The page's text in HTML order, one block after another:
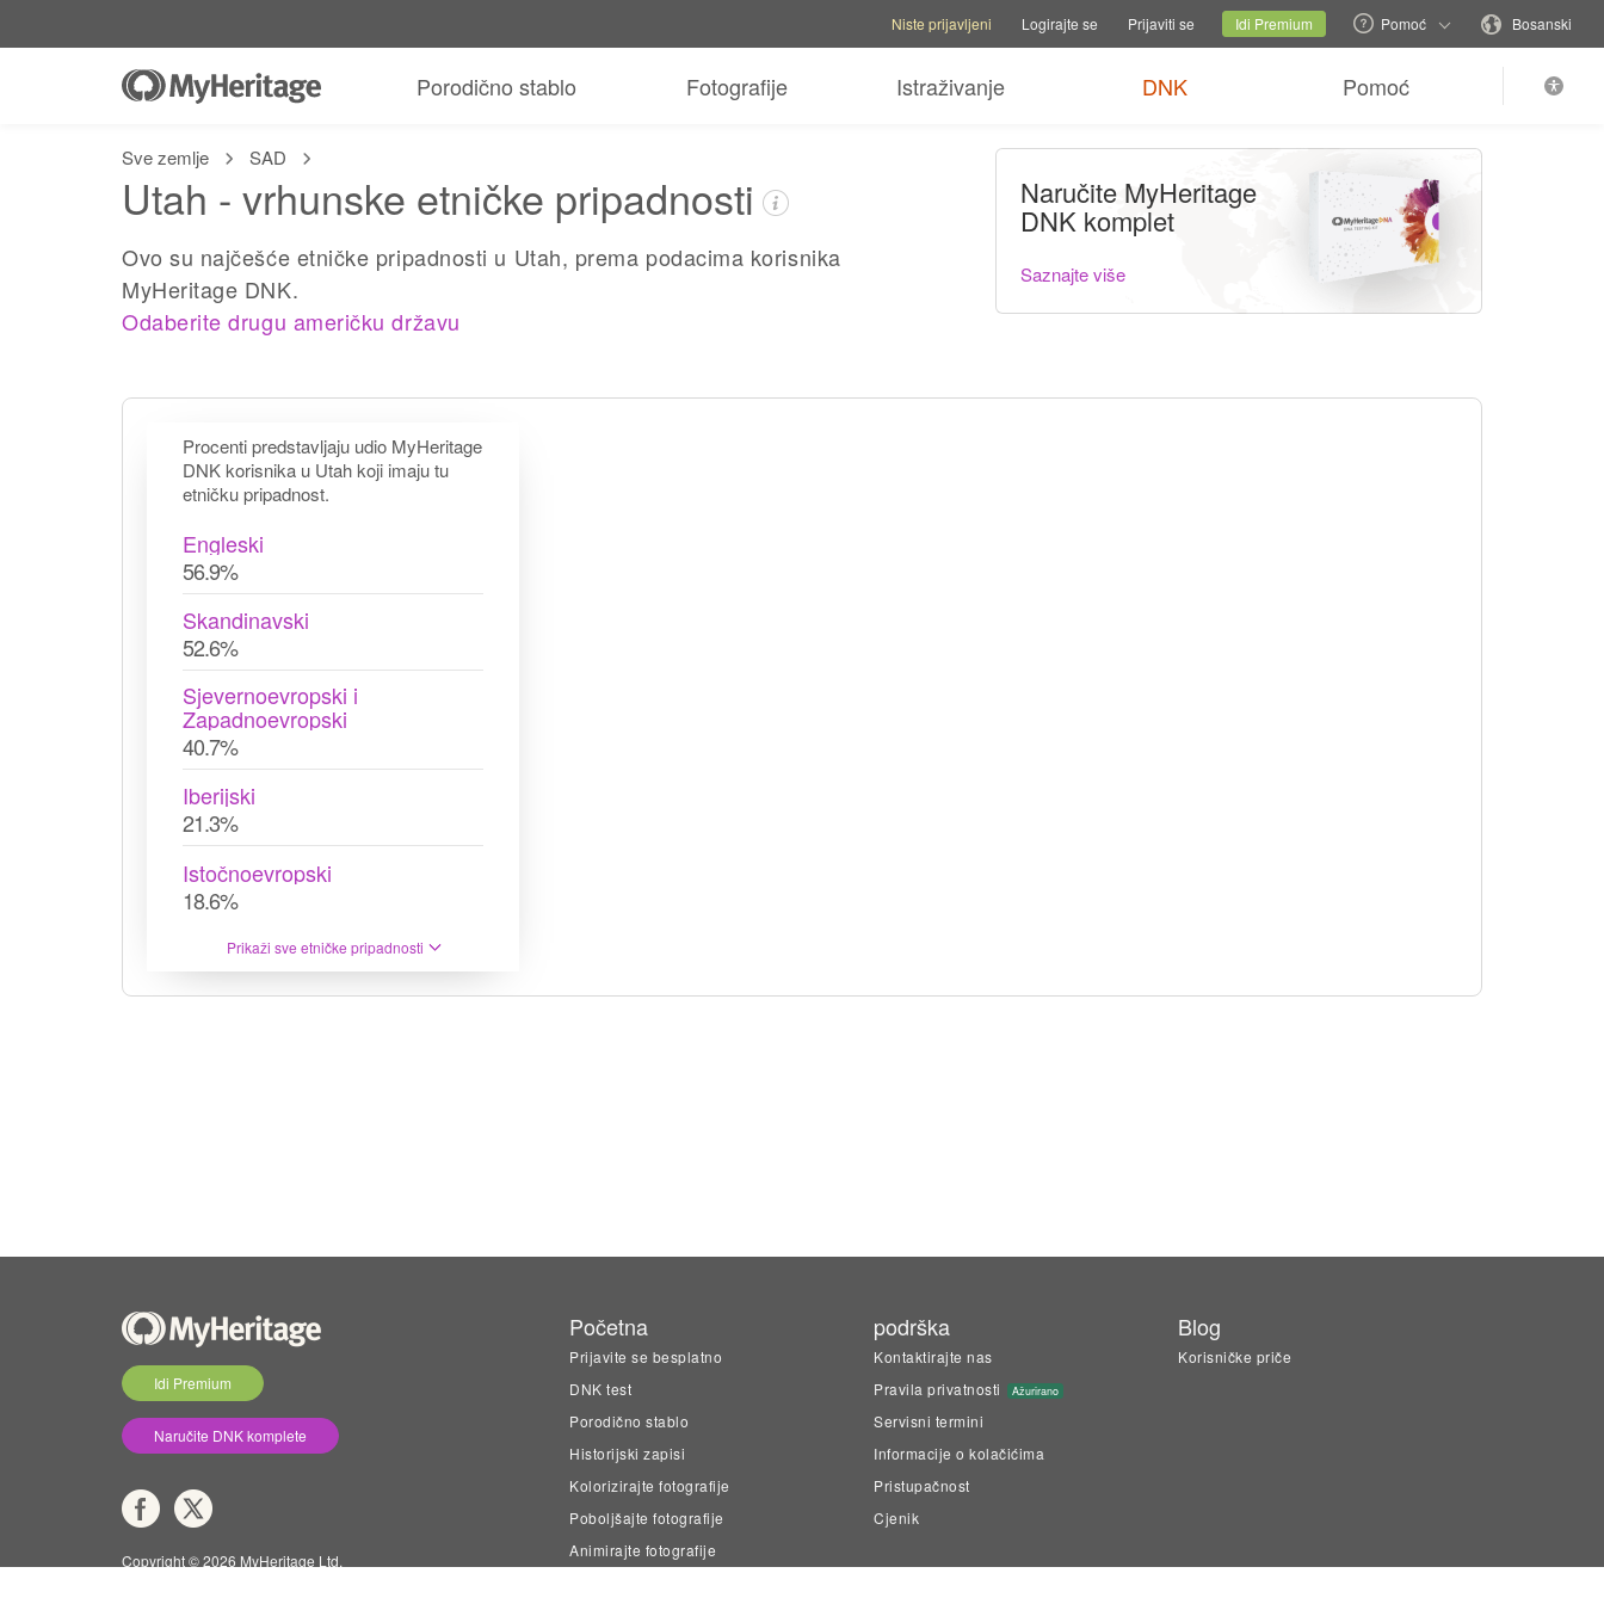
Promijeni porodičnu stranicuTrenutni sajtPromijeni jezik
Niste prijavljeni Logirajte se Prijaviti se Idi Premium Pomoć Bosanski
Porodično stablo Fotografije Istraživanje DNK Pomoć
Sve zemlje SAD
Utah - vrhunske etničke pripadnosti
Ovo su najčešće etničke pripadnosti u Utah, prema podacima korisnika
MyHeritage DNK.
Odaberite drugu američku državu
Naručite MyHeritage
DNK komplet
Saznajte više
Procenti predstavljaju udio MyHeritage
DNK korisnika u Utah koji imaju tu
etničku pripadnost.
Engleski
56.9%
Skandinavski
52.6%
Sjevernoevropski i
Zapadnoevropski
40.7%
Iberijski
21.3%
Istočnoevropski
18.6%
Prikaži sve etničke pripadnosti
Idi Premium
Naručite DNK komplete
Copyright © 2026 MyHeritage Ltd.
Početna
Prijavite se besplatno
DNK test
Porodično stablo
Historijski zapisi
Kolorizirajte fotografije
Poboljšajte fotografije
Animirajte fotografije
podrška
Kontaktirajte nas
Pravila privatnosti
Ažurirano
Servisni termini
Informacije o kolačićima
Pristupačnost
Cjenik
Blog
Korisničke priče